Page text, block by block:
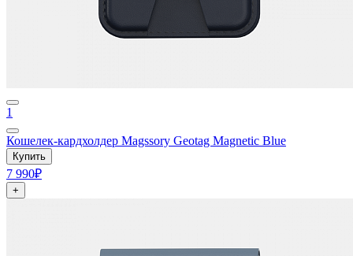
1
Кошелек-кардхолдер Magssory Geotag Magnetic Blue
Купить
7 990₽
+